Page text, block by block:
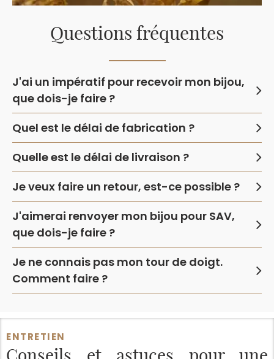
Questions fréquentes
J'ai un impératif pour recevoir mon bijou,
que dois-je faire ?
Quel est le délai de fabrication ?
Quelle est le délai de livraison ?
Je veux faire un retour, est-ce possible ?
J'aimerai renvoyer mon bijou pour SAV,
que dois-je faire ?
Je ne connais pas mon tour de doigt.
Comment faire ?
ENTRETIEN